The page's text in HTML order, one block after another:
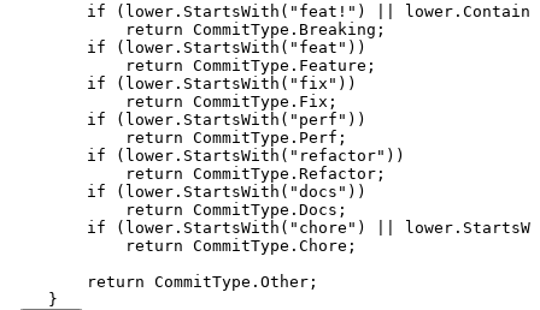
        if
( lower . StartsWith ( " feat! " ) lower . Contains
            return
CommitType . Breaking ;
        if
( lower . StartsWith ( " feat " ))
            return
CommitType . Feature ;
        if
( lower . StartsWith ( " fix " ))
            return
CommitType . Fix ;
        if
( lower . StartsWith ( " perf " ))
            return
CommitType . Perf ;
        if
( lower . StartsWith ( " refactor" ))
            return
CommitType . Refactor ;
        if
( lower . StartsWith ( "docs " ))
            return
CommitType . Docs ;
        if
( lower . StartsWith ( " chore " ) lower .
            return
CommitType . Chore ;
        return
CommitType . Other ;
    }